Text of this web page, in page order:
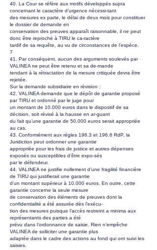
40. La Cour se réfère aux motifs développés supra
concernant le caractère d’urgence nécessi-tant
des mesures ex parte, le délai de deux mois pour constituer
le dossier de demande en
conservation des preuves apparaît raisonnable, il ne peut
donc être reproché à TIRU le ca-ractère
tardif de sa requête, au vu de circonstances de l’espèce.
7
41. Par conséquent, aucun des arguments soulevés par
VALINEA ne peut être retenu et sa de-mande
tendant à la rétractation de la mesure critiquée devra être
rejetée.
Sur la demande subsidiaire en révision :
42. VALINEA demande que le dépôt de garantie proposé
par TIRU et ordonné par le juge pour
un montant de 10.000 euros dans le dispositif de sa
décision, soit révisé à la hausse en ar-guant
du fait qu’une garantie de 50.000 euros serait appropriée
au cas.
43. Conformément aux règles 196.3 et 196.6 RdP, la
Juridiction peut ordonner une garantie
appropriée pour les frais de justice et autres dépenses
exposés ou susceptibles d’être expo-sés
par le défendeur.
44. VALINEA ne justifie nullement d’une fragilité financière
de TIRU qui justifierait une garantie
d’un montant supérieur à 10.000 euros. En outre, cette
garantie concerne la seule mesure
de conservation des éléments de preuves dont la
confidentialité a été assurée dès l’exécu-
tion des mesures puisque l’accès restreint a minima aux
représentants des parties a été
prévu dans l’ordonnance de saisie. Rien n’empêche
VALINEA de solliciter une garantie plus
adaptée dans le cadre des actions au fond qui ont suivi les
saisies.